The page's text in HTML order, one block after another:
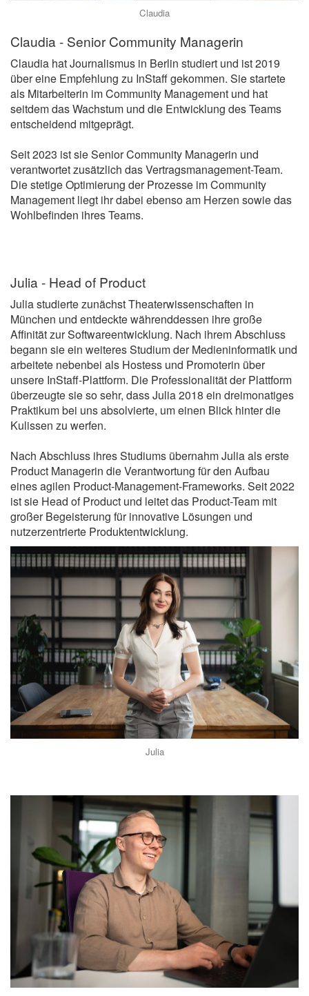
Claudia
Claudia - Senior Community Managerin
Claudia hat Journalismus in Berlin studiert und ist 2019
über eine Empfehlung zu InStaff gekommen. Sie startete
als Mitarbeiterin im Community Management und hat
seitdem das Wachstum und die Entwicklung des Teams
entscheidend mitgeprägt.
Seit 2023 ist sie Senior Community Managerin und
verantwortet zusätzlich das Vertragsmanagement-Team.
Die stetige Optimierung der Prozesse im Community
Management liegt ihr dabei ebenso am Herzen sowie das
Wohlbefinden ihres Teams.
Julia - Head of Product
Julia studierte zunächst Theaterwissenschaften in
München und entdeckte währenddessen ihre große
Affinität zur Softwareentwicklung. Nach ihrem Abschluss
begann sie ein weiteres Studium der Medieninformatik und
arbeitete nebenbei als Hostess und Promoterin über
unsere InStaff-Plattform. Die Professionalität der Plattform
überzeugte sie so sehr, dass Julia 2018 ein dreimonatiges
Praktikum bei uns absolvierte, um einen Blick hinter die
Kulissen zu werfen.
Nach Abschluss ihres Studiums übernahm Julia als erste
Product Managerin die Verantwortung für den Aufbau
eines agilen Product-Management-Frameworks. Seit 2022
ist sie Head of Product und leitet das Product-Team mit
großer Begeisterung für innovative Lösungen und
nutzerzentrierte Produktentwicklung.
Julia